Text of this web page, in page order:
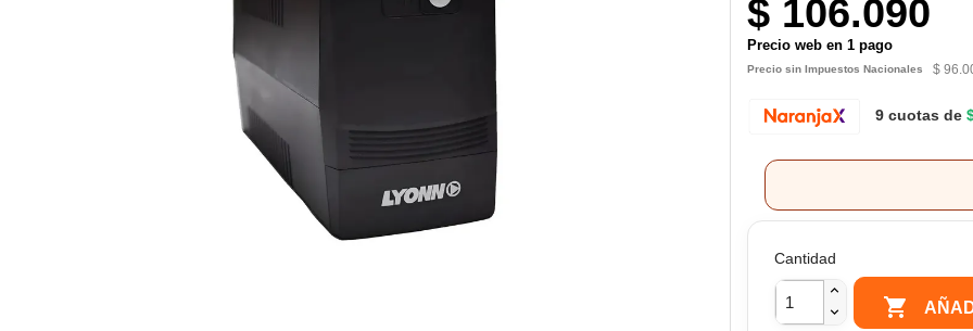
$ 106.090
Precio web en 1 pago
Precio sin Impuestos Nacionales $
9 cuotas de
Cantidad
